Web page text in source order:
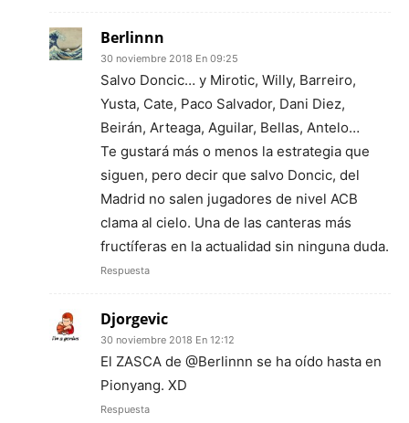
Berlinnn
30 noviembre 2018 En 09:25
Salvo Doncic… y Mirotic, Willy, Barreiro,
Yusta, Cate, Paco Salvador, Dani Diez,
Beirán, Arteaga, Aguilar, Bellas, Antelo…
Te gustará más o menos la estrategia que
siguen, pero decir que salvo Doncic, del
Madrid no salen jugadores de nivel ACB
clama al cielo. Una de las canteras más
fructíferas en la actualidad sin ninguna duda.
Respuesta
Djorgevic
30 noviembre 2018 En 12:12
El ZASCA de @Berlinnn se ha oído hasta en
Pionyang. XD
Respuesta